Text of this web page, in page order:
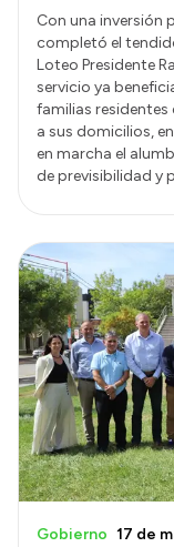
Con una inversión
completó el
Loteo Presidente
servicio ya
familias residentes
a sus domicilios,
en marcha el
de previsibilidad y
Gobierno 17 de